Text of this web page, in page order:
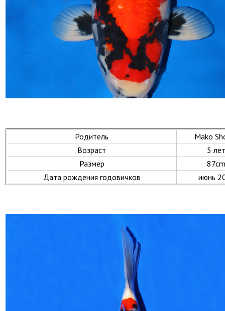
Родитель
Mako
Возраст
5 лет
Размер
87cm
Дата рождения годовичков
июнь